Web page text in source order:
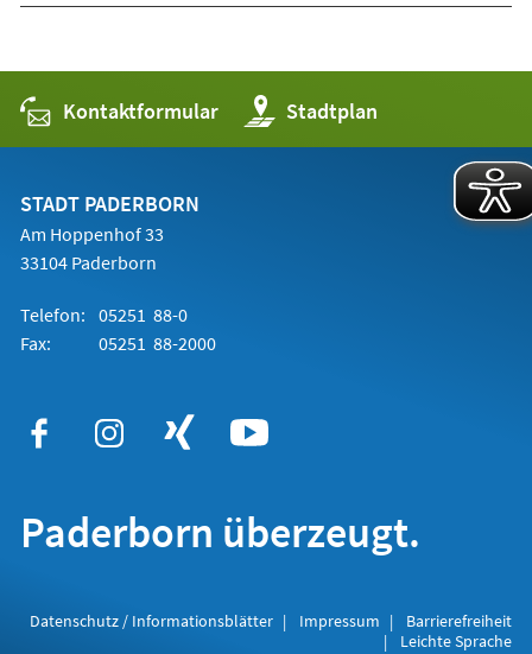
Kontaktformular Stadtplan
(Öffnet
in
einem
STADT PADERBORN
Am Hoppenhof 33
33104 Paderborn
Telefon: 05251 88-0
Fax:
05251 88-2000
Paderborn überzeugt.
Datenschutz / Informationsblätter Impressum
Barrierefreiheit
Leichte Sprache